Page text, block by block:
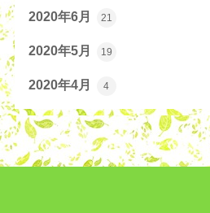
2020年6月 21
2020年5月 19
2020年4月 4